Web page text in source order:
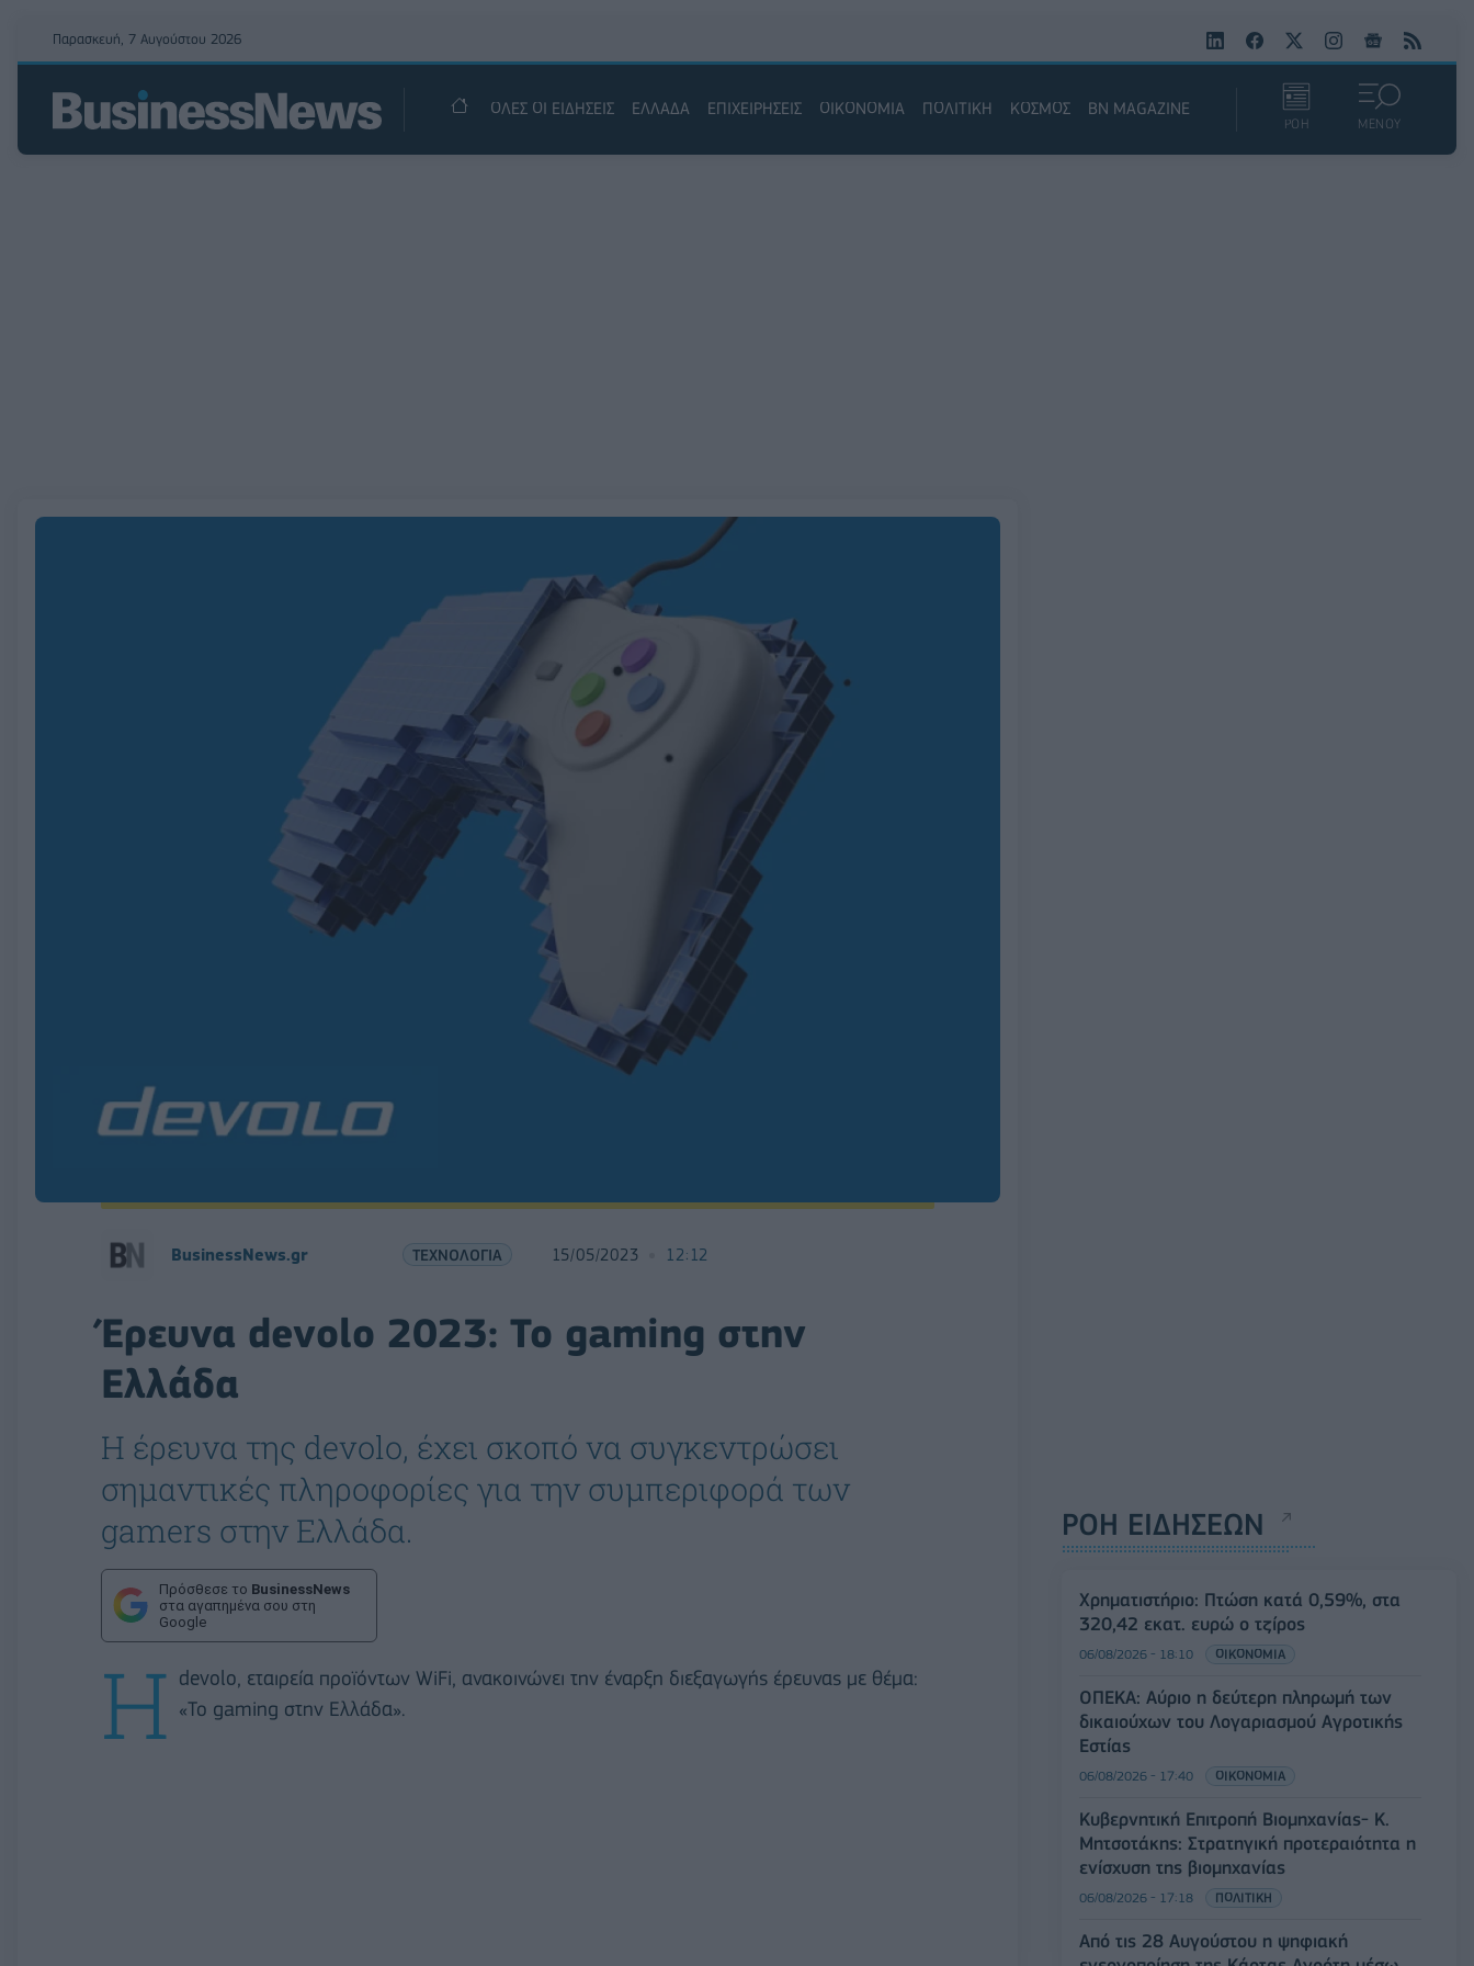
Παρασκευή, 7 Αυγούστου 2026
ΟΛΕΣ ΟΙ ΕΙΔΗΣΕΙΣ ΕΛΛΑΔΑ ΕΠΙΧΕΙΡΗΣΕΙΣ ΟΙΚΟΝΟΜΙΑ ΠΟΛΙΤΙΚΗ ΚΟΣΜΟΣ BN MAGAZINE
ΡΟΗ ΜΕΝΟΥ
BusinessNews.gr ΤΕΧΝΟΛΟΓΙΑ 15/05/2023 12:12
Έρευνα devolo 2023: Το gaming στην
Ελλάδα
Η έρευνα της devolo, έχει σκοπό να συγκεντρώσει
σημαντικές πληροφορίες για την συμπεριφορά των
gamers στην Ελλάδα.
Πρόσθεσε το BusinessNews
στα αγαπημένα σου στη
Google
H devolo, εταιρεία προϊόντων WiFi, ανακοινώνει την έναρξη διεξαγωγής έρευνας με θέμα:
«Το gaming στην Ελλάδα».
ΡΟΗ ΕΙΔΗΣΕΩΝ
Χρηματιστήριο: Πτώση κατά 0,59%, στα
320,42 εκατ. ευρώ ο τζίρος
06/08/2026 - 18:10 ΟΙΚΟΝΟΜΙΑ
ΟΠΕΚΑ: Αύριο η δεύτερη πληρωμή των
δικαιούχων του Λογαριασμού Αγροτικής
Εστίας
06/08/2026 - 17:40 ΟΙΚΟΝΟΜΙΑ
Κυβερνητική Επιτροπή Βιομηχανίας- Κ.
Μητσοτάκης: Στρατηγική προτεραιότητα η
ενίσχυση της βιομηχανίας
06/08/2026 - 17:18 ΠΟΛΙΤΙΚΗ
Από τις 28 Αυγούστου η ψηφιακή